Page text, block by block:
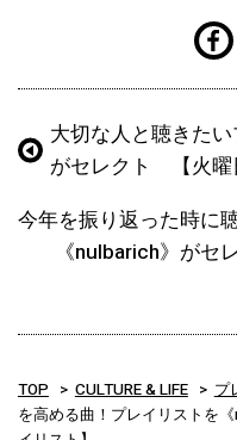
大切な人と聴きたい
がセレクト 【火曜
今年を振り返った時に
《nulbarich》がセ
TOP CULTURE & LIFE プ
を高める曲！プレイリストを